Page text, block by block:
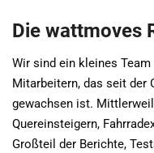
Die wattmoves
Wir sind ein kleines
Mitarbeitern, das seit der
gewachsen ist.
Quereinsteigern,
Großteil der Berichte,